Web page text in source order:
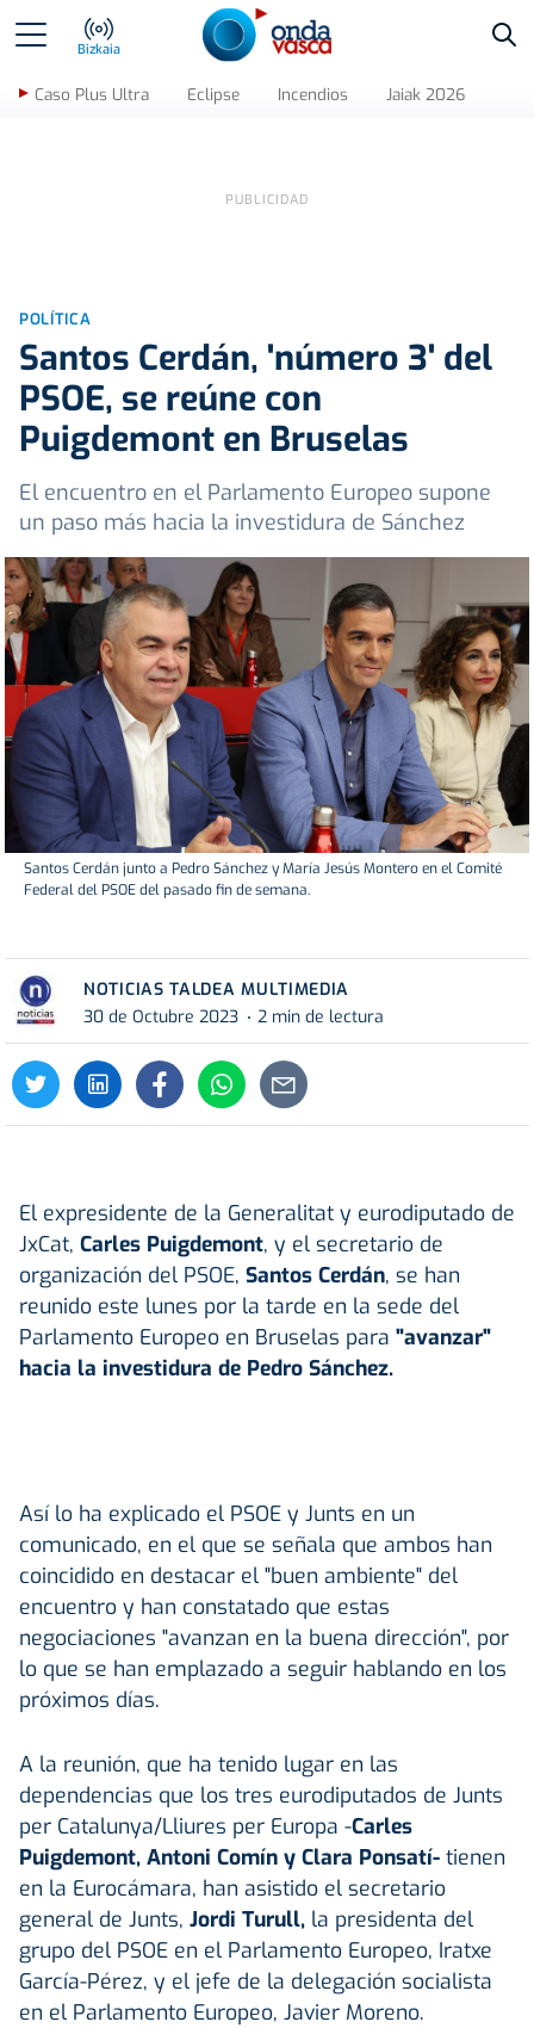
Bizkaia
Caso Plus Ultra Eclipse Incendios Jaiak 2026
POLÍTICA
Santos Cerdán, 'número 3' del
PSOE, se reúne con
Puigdemont en Bruselas
El encuentro en el Parlamento Europeo supone
un paso más hacia la investidura de Sánchez
Santos Cerdán junto a Pedro Sánchez y María Jesús Montero en el Comité
Federal del PSOE del pasado fin de semana.
NOTICIAS TALDEA MULTIMEDIA
30 de Octubre 2023
2 min de lectura
El expresidente de la Generalitat y eurodiputado de
JxCat, Carles Puigdemont, y el secretario de
organización del PSOE, Santos Cerdán, se han
reunido este lunes por la tarde en la sede del
Parlamento Europeo en Bruselas para "avanzar"
hacia la investidura de Pedro Sánchez.
Así lo ha explicado el PSOE y Junts en un
comunicado, en el que se señala que ambos han
coincidido en destacar el "buen ambiente" del
encuentro y han constatado que estas
negociaciones "avanzan en la buena dirección", por
lo que se han emplazado a seguir hablando en los
próximos días.
A la reunión, que ha tenido lugar en las
dependencias que los tres eurodiputados de Junts
per Catalunya/Lliures per Europa -Carles
Puigdemont, Antoni Comín y Clara Ponsatí- tienen
en la Eurocámara, han asistido el secretario
general de Junts, Jordi Turull, la presidenta del
grupo del PSOE en el Parlamento Europeo, Iratxe
García-Pérez, y el jefe de la delegación socialista
en el Parlamento Europeo, Javier Moreno.